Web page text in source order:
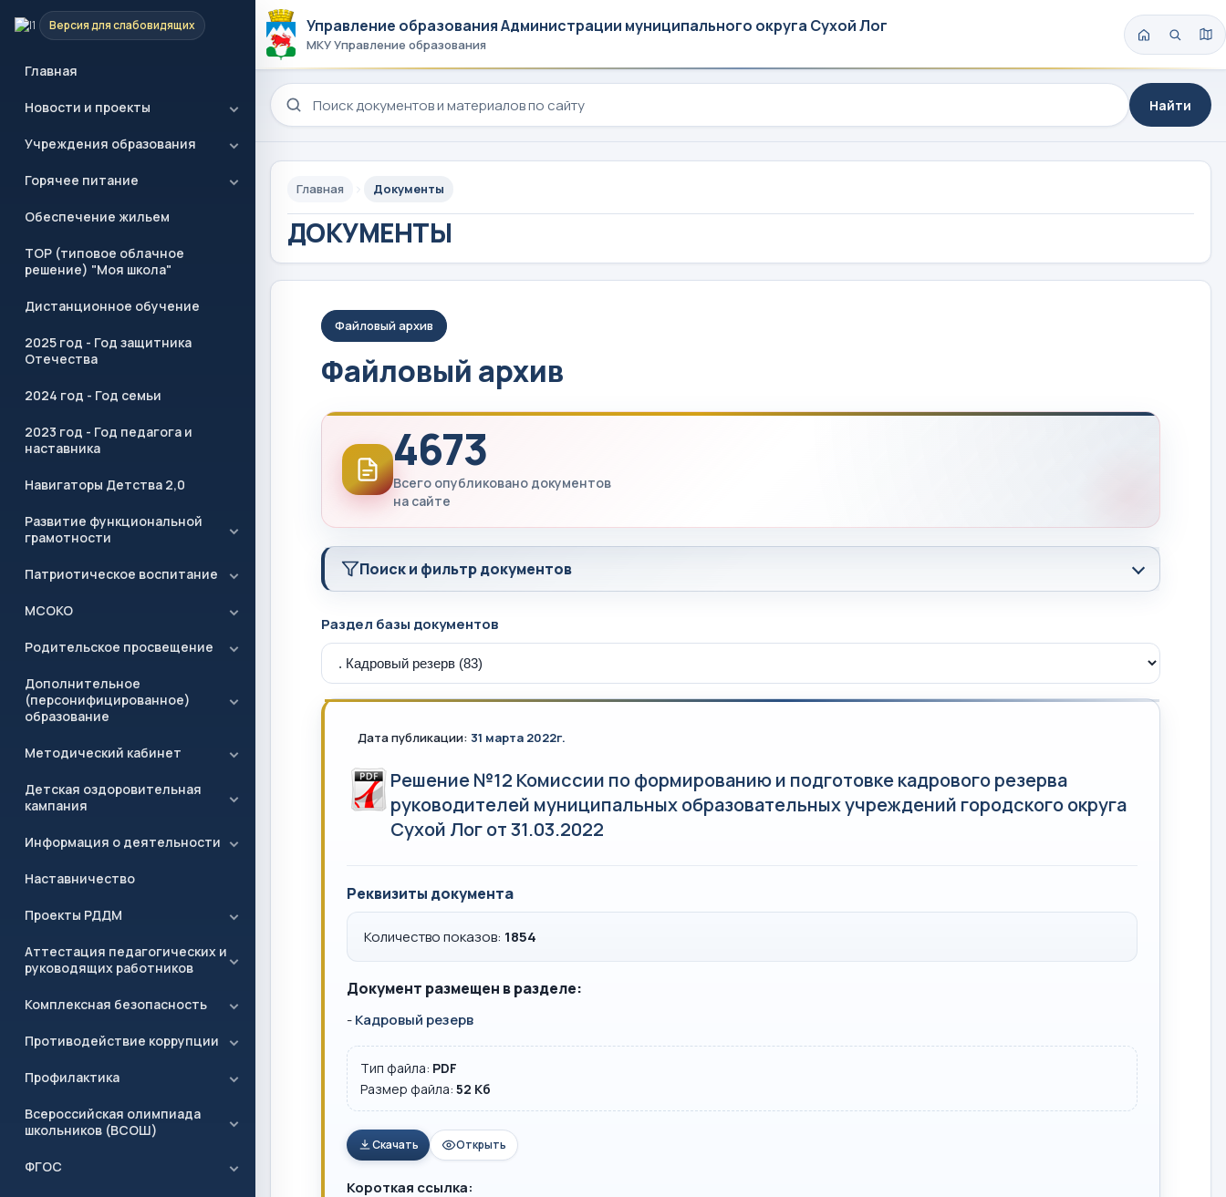
Версия для слабовидящих
Главная
Новости и проекты
Учреждения образования
Горячее питание
Обеспечение жильем
ТОР (типовое облачное
решение) "Моя школа"
Дистанционное обучение
2025 год - Год защитника
Отечества
2024 год - Год семьи
2023 год - Год педагога и
наставника
Навигаторы Детства 2,0
Развитие функциональной
грамотности
Патриотическое воспитание
МСОКО
Родительское просвещение
Дополнительное
(персонифицированное)
образование
Методический кабинет
Детская оздоровительная
кампания
Информация о деятельности
Наставничество
Проекты РДДМ
Аттестация педагогических и
руководящих работников
Комплексная безопасность
Противодействие коррупции
Профилактика
Всероссийская олимпиада
школьников (ВСОШ)
ФГОС
Управление образования Администрации муниципального округа Сухой Лог
МКУ Управление образования
Поиск по сайту
Найти
Главная Документы
ДОКУМЕНТЫ
Файловый архив
Файловый архив
4673
Всего опубликовано документов
на сайте
Поиск и фильтр документов
Раздел базы документов
Дата публикации: 31 марта 2022г.
Решение №12 Комиссии по формированию и подготовке кадрового резерва
руководителей муниципальных образовательных учреждений городского округа
Сухой Лог от 31.03.2022
Реквизиты документа
Количество показов: 1854
Документ размещен в разделе:
-Кадровый резерв
Тип файла: PDF
Размер файла: 52 Кб
Скачать Открыть
Короткая ссылка: